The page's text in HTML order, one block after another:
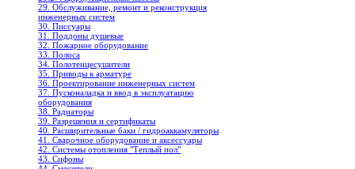
29. Обслуживание, ремонт и реконструкция
инженерных систем
30. Писсуары
31. Поддоны душевые
32. Пожарное оборудование
33. Полоса
34. Полотенцесушители
35. Приводы к арматуре
36. Проектирование инженерных систем
37. Пусконаладка и ввод в эксплуатацию
оборудования
38. Радиаторы
39. Разрешения и сертификаты
40. Расширительные баки / гидроаккамуляторы
41. Сварочное оборудование и аксессуары
42. Системы отопления "Теплый пол"
43. Сифоны